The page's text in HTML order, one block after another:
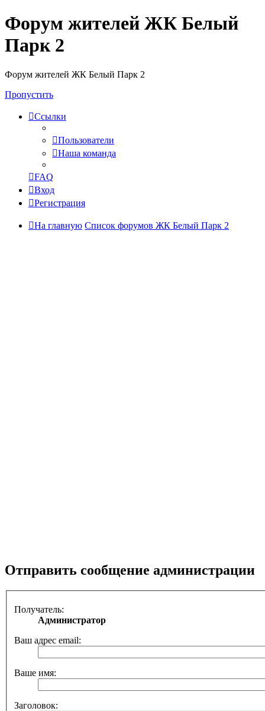
Форум жителей ЖК Белый
Парк 2
Форум жителей ЖК Белый Парк 2
Пропустить
Ссылки
Пользователи
Наша команда
FAQ
Вход
Регистрация
На главную Список форумов ЖК Белый Парк 2
Отправить сообщение администрации
Получатель:
Администратор
Ваш адрес email:
Ваше имя:
Заголовок: